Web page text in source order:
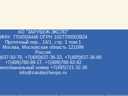
АО "ЗАРУБЕЖ-ЭКСПО"
ИНН: 7704504448 ОГРН 1027700003924
Проточный пер., 14/1, стр. 1 пом.1
Москва, Московская область 121099
Россия
50-79, +7(495)637-36-33, +7(495)637-36-66
+7(499)766-99-17, +7(499)766-92-82
номер +7(495)721-32-36
info@zarubezhexpo.ru